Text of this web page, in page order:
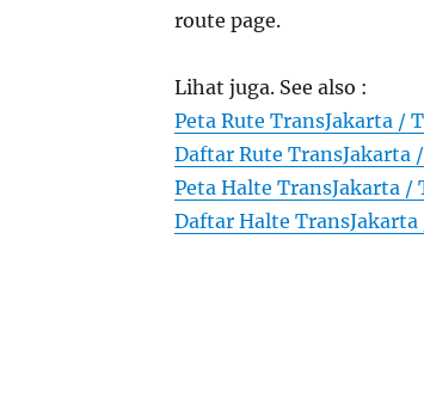
route page.
Lihat juga. See also :
Peta Rute TransJakarta /
Daftar Rute TransJakarta
Peta Halte TransJakarta /
Daftar Halte